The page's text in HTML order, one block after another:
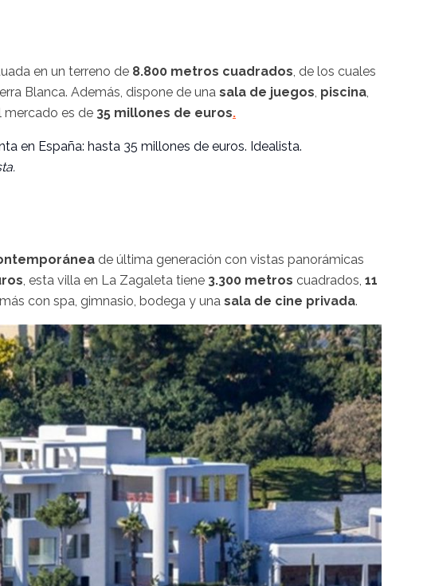
en un terreno de 8.800 metros cuadrados , de los cuales
Blanca. Además, dispone de una sala de juegos piscina
mercado es de 35 millones de euros.
de última generación con vistas panorámicas
, esta villa en La Zagaleta tiene 3.300 metros cuadrados, 11
con spa, gimnasio, bodega y una sala de cine privada.